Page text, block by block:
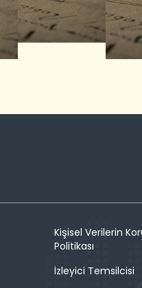
Kişisel Verilerin
Politikası
İzleyici Temsilcisi